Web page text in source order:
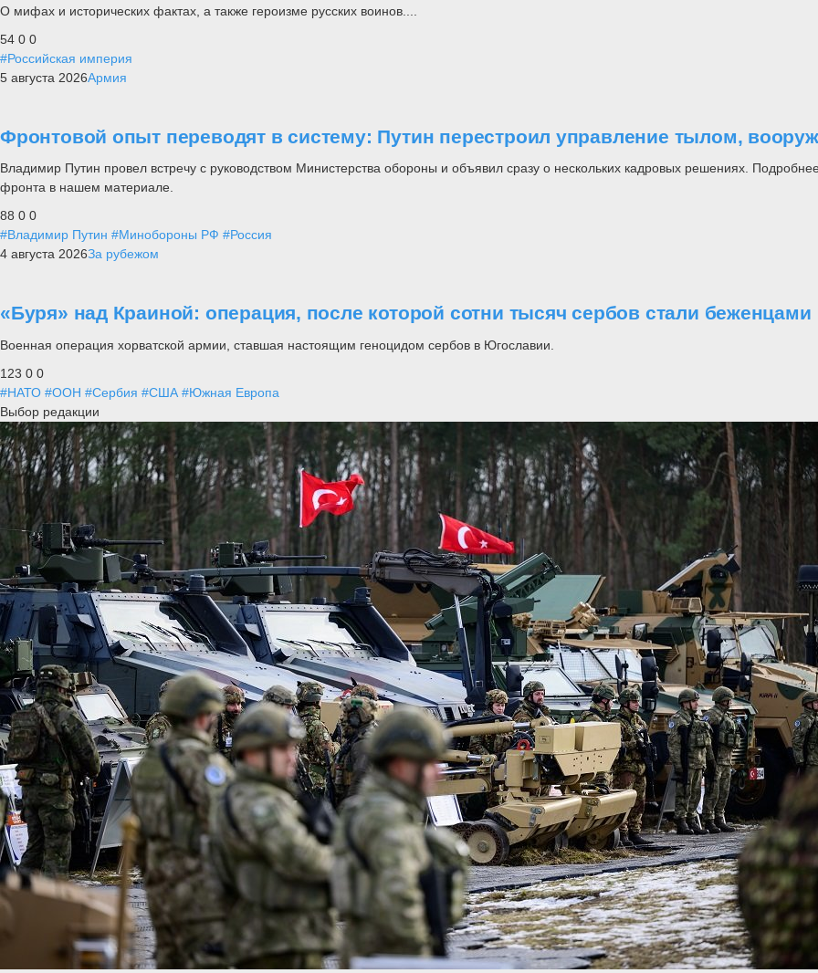
О мифах и исторических фактах, а также героизме русских воинов....
54 0 0
#Российская империя
5 августа 2026Армия
Фронтовой опыт переводят в систему: Путин перестроил управление тылом,
Владимир Путин провел встречу с руководством Министерства обороны и объявил сразу о нескольких кадровых решениях.
фронта в нашем материале.
88 0 0
#Владимир Путин #Минобороны РФ #Россия
4 августа 2026За рубежом
«Буря» над Краиной: операция, после которой сотни тысяч сербов стали беженцами
Военная операция хорватской армии, ставшая настоящим геноцидом сербов в Югославии.
123 0 0
#НАТО #ООН #Сербия #США #Южная Европа
Выбор редакции